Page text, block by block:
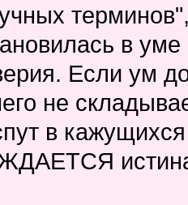
в
Если ум
не
в